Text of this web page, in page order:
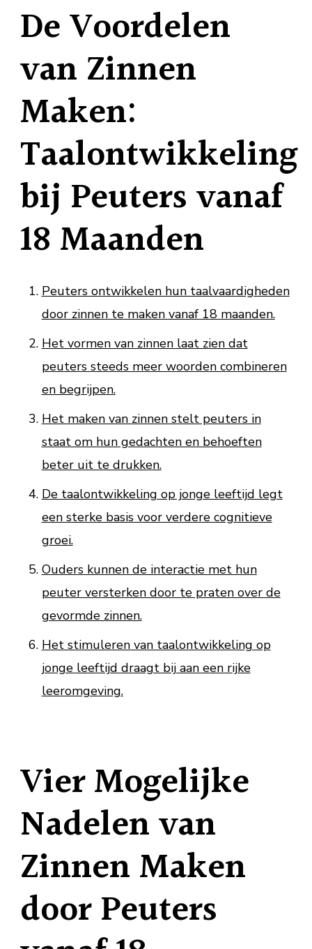
De Voordelen
van Zinnen
Maken:
Taalontwikkeling
bij Peuters vanaf
18 Maanden
Peuters ontwikkelen hun taalvaardigheden
door zinnen te maken vanaf 18 maanden.
Het vormen van zinnen laat zien dat
peuters steeds meer woorden combineren
en begrijpen.
Het maken van zinnen stelt peuters in
staat om hun gedachten en behoeften
beter uit te drukken.
De taalontwikkeling op jonge leeftijd legt
een sterke basis voor verdere cognitieve
groei.
Ouders kunnen de interactie met hun
peuter versterken door te praten over de
gevormde zinnen.
Het stimuleren van taalontwikkeling op
jonge leeftijd draagt bij aan een rijke
leeromgeving.
Vier Mogelijke
Nadelen van
Zinnen Maken
door Peuters